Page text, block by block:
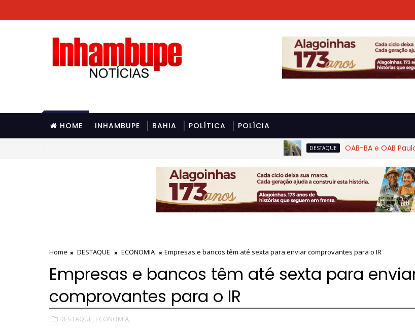
HOME INHAMBUPE BAHIA POLÍTICA POLÍCIA
DESTAQUE OAB-BA e OAB Paulo
Home DESTAQUE ECONOMIA Empresas e bancos têm até sexta para enviar comprovantes para o IR
Empresas e bancos têm até sexta para
comprovantes para o IR
DESTAQUE, ECONOMIA,